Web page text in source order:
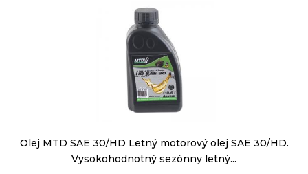
Olej MTD SAE 30/HD Letný motorový olej SAE 30/HD.
Vysokohodnotný sezónny letný...